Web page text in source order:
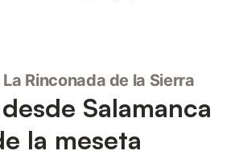
Rinconada de la Sierra
Salamanca
la meseta